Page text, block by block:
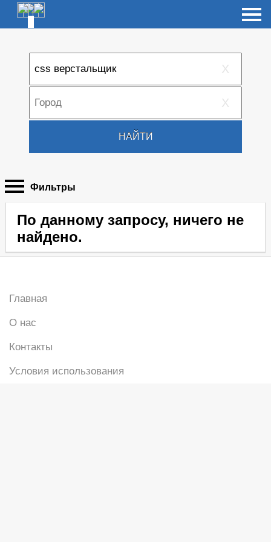
X
X
НАЙТИ
Фильтры
По данному запросу, ничего не
найдено.
Главная
О нас
Контакты
Условия использования